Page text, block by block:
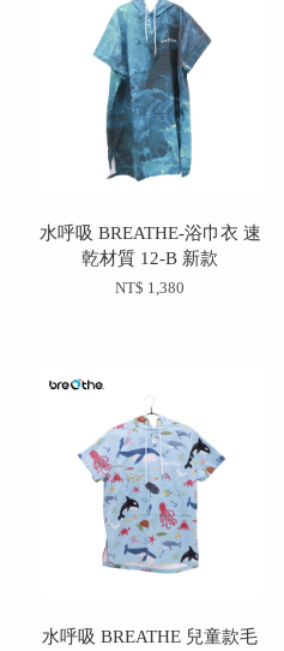
水呼吸 BREATHE-浴巾衣 速
乾材質 12-B 新款
NT$ 1,380
水呼吸 BREATHE 兒童款毛